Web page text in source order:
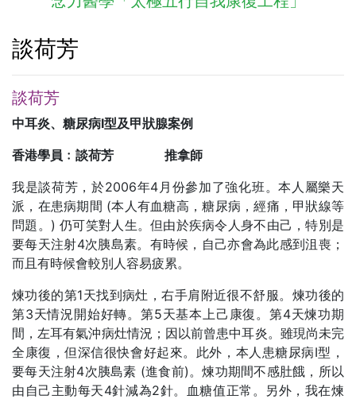
談荷芳
談荷芳
中耳炎、糖尿病I型及甲狀腺案例
香港學員﹕談荷芳 推拿師
我是談荷芳，於2006年4月份參加了強化班。本人屬樂天
派，在患病期間 (本人有血糖高，糖尿病，經痛，甲狀線等
問題。) 仍可笑對人生。但由於疾病令人身不由己，特別是
要每天注射4次胰島素。有時候，自己亦會為此感到沮喪；
而且有時候會較別人容易疲累。
煉功後的第1天找到病灶，右手肩附近很不舒服。煉功後的
第3天情況開始好轉。第5天基本上己康復。第4天煉功期
間，左耳有氣沖病灶情況；因以前曾患中耳炎。雖現尚未完
全康復，但深信很快會好起來。此外，本人患糖尿病I型，
要每天注射4次胰島素 (進食前)。煉功期間不感肚餓，所以
由自己主動每天4針減為2針。血糖值正常。另外，我在煉